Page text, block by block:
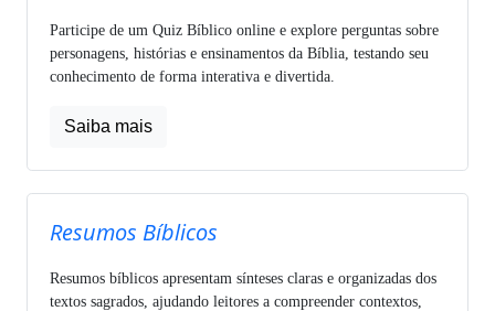
Participe de um Quiz Bíblico online e explore perguntas sobre
personagens, histórias e ensinamentos da Bíblia, testando seu
conhecimento de forma interativa e divertida.
Saiba mais
Resumos Bíblicos
Resumos bíblicos apresentam sínteses claras e organizadas dos
textos sagrados, ajudando leitores a compreender contextos,